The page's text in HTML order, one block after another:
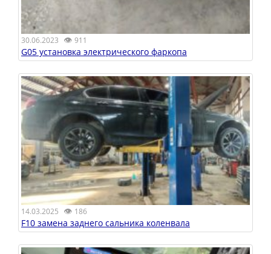
30.06.2023 👁 911
G05 установка электрического фаркопа
14.03.2025 👁 186
F10 замена заднего сальника коленвала